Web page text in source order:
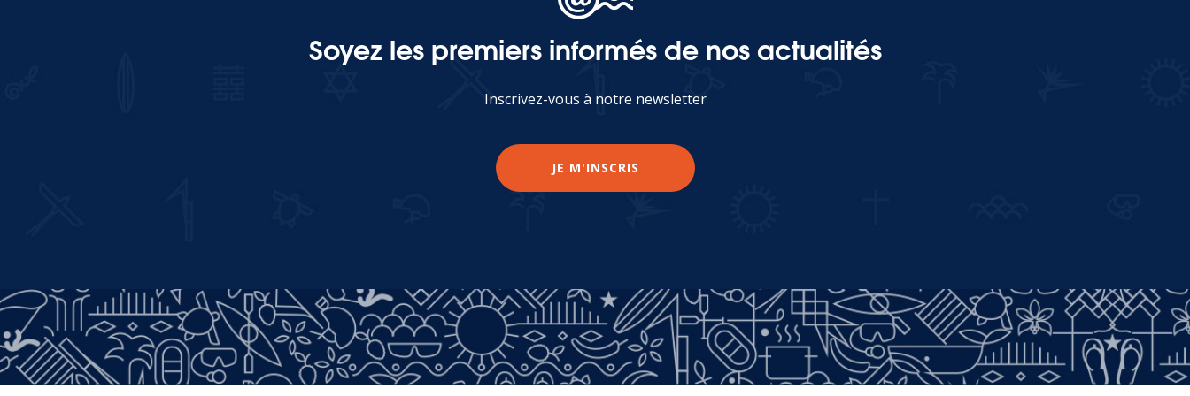
Soyez les premiers informés de nos actualités
Inscrivez-vous à notre newsletter
JE M'INSCRIS